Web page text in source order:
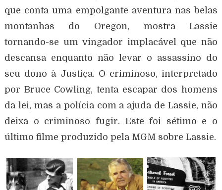
que conta uma empolgante aventura nas belas
montanhas do Oregon, mostra Lassie
tornando-se um vingador implacável que não
descansa enquanto não levar o assassino do
seu dono à Justiça. O criminoso, interpretado
por Bruce Cowling, tenta escapar dos homens
da lei, mas a polícia com a ajuda de Lassie, não
deixa o criminoso fugir. Este foi sétimo e o
último filme produzido pela MGM sobre Lassie.